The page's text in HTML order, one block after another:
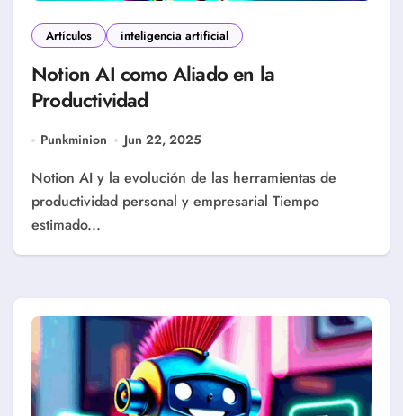
Artículos inteligencia artificial
Notion AI como Aliado en la
Productividad
Punkminion Jun 22, 2025
Notion AI y la evolución de las herramientas de
productividad personal y empresarial Tiempo
estimado...